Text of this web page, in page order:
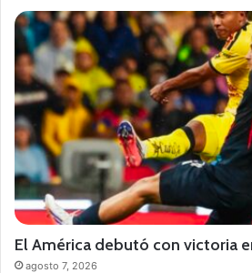
El América debutó con victoria
agosto 7, 2026